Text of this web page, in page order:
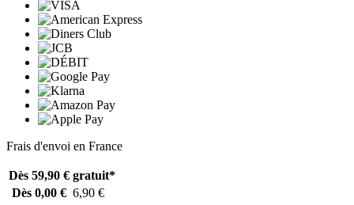
Frais d'envoi en France
Dès 59,90 € gratuit*
Dès 0,00 € 6,90 €